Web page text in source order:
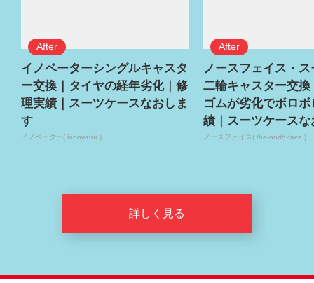
イノベーターシングルキャスタ
ー交換｜タイヤの経年劣化｜修
理実績｜スーツケースなおしま
す
イノベーター( innovator )
ノースフェイス・
二輪キャスター交換
ゴムが劣化でボロ
績｜スーツケースな
ノースフェイス( the-north-face )
詳しく見る